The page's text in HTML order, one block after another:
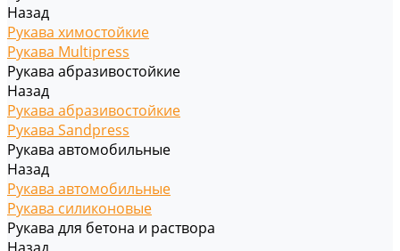
Назад
Рукава химостойкие
Рукава Multipress
Рукава абразивостойкие
Назад
Рукава абразивостойкие
Рукава Sandpress
Рукава автомобильные
Назад
Рукава автомобильные
Рукава силиконовые
Рукава для бетона и раствора